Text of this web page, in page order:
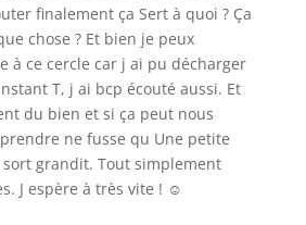
finalement ça Sert à quoi ? Ça
chose ? Et bien je peux
à ce cercle car j ai pu décharger
T, j ai bcp écouté aussi. Et
du bien et si ça peut nous
ne fusse qu Une petite
grandit. Tout simplement
J espère à très vite ! ☺️